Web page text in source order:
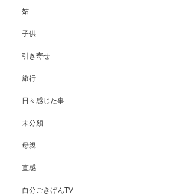
姑
子供
引き寄せ
旅行
日々感じた事
未分類
母親
直感
自分ごきげんTV